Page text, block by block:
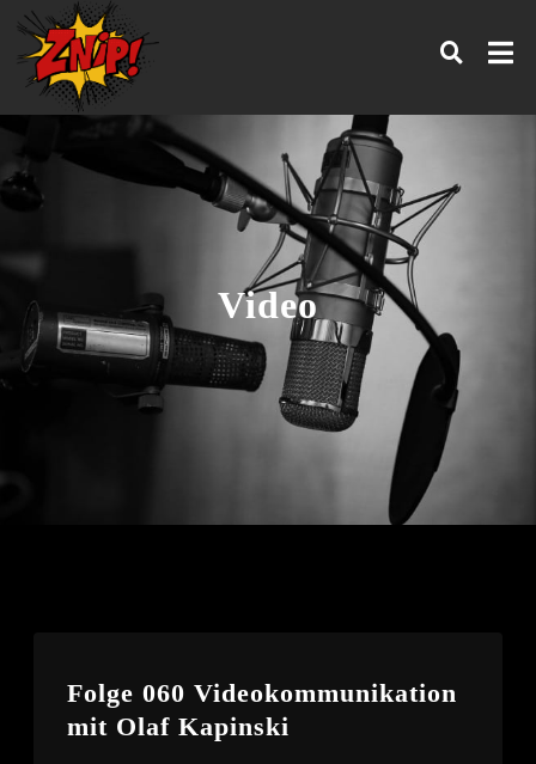
Video
Folge 060 Videokommunikation
mit Olaf Kapinski